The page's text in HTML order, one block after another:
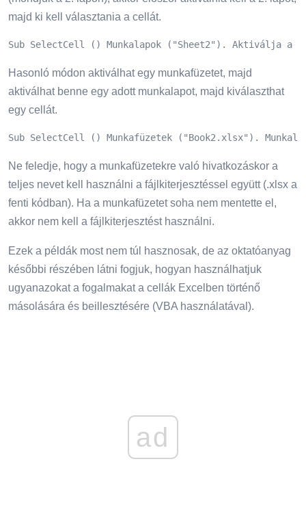
majd ki kell választania a cellát.
Sub SelectCell () Munkalapok ("Sheet2"). Aktiválja a
Hasonló módon aktiválhat egy munkafüzetet, majd
aktiválhat benne egy adott munkalapot, majd kiválaszthat
egy cellát.
Sub SelectCell () Munkafüzetek ("Book2.xlsx").
Ne feledje, hogy a munkafüzetekre való hivatkozáskor a
teljes nevet kell használni a fájlkiterjesztéssel együtt (.xlsx a
fenti kódban). Ha a munkafüzetet soha nem mentette el,
akkor nem kell a fájlkiterjesztést használni.
Ezek a példák most nem túl hasznosak, de az oktatóanyag
későbbi részében látni fogjuk, hogyan használhatjuk
ugyanazokat a fogalmakat a cellák Excelben történő
másolására és beillesztésére (VBA használatával).
ad